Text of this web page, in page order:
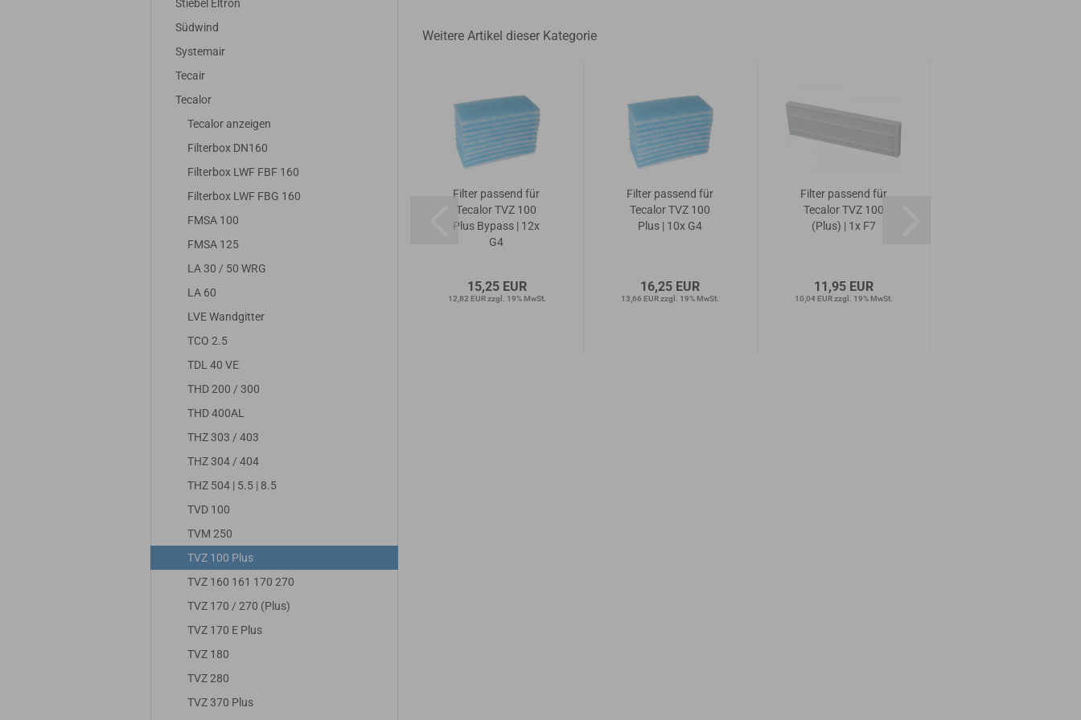
Weitere Artikel dieser Kategorie
Filter passend für
13,66 EUR zzgl. 19% MwSt.
Filter passend für
Filter passend für
Tecalor TVZ 100
Plus Bypass | 12x
G4
15,25 EUR
12,82 EUR zzgl. 19% MwSt.
Filter passend für
Tecalor TVZ 100
Plus | 10x G4
16,25 EUR
13,66 EUR zzgl. 19% MwSt.
Filter passend für
Tecalor TVZ 100
(Plus) | 1x F7
11,95 EUR
10,04 EUR zzgl. 19% MwSt.
Stiebel Eltron
Südwind
Systemair
Tecair
Tecalor
Tecalor anzeigen
Filterbox DN160
Filterbox LWF FBF 160
Filterbox LWF FBG 160
FMSA 100
FMSA 125
LA 30 / 50 WRG
LA 60
LVE Wandgitter
TCO 2.5
TDL 40 VE
THD 200 / 300
THD 400AL
THZ 303 / 403
THZ 304 / 404
THZ 504 | 5.5 | 8.5
TVD 100
TVM 250
TVZ 100 Plus
TVZ 160 161 170 270
TVZ 170 / 270 (Plus)
TVZ 170 E Plus
TVZ 180
TVZ 280
TVZ 370 Plus